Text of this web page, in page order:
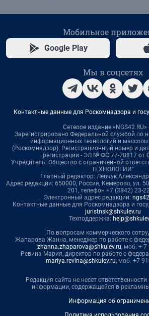
Мобильное
Google Play
Мы в соцсетях
Контактные данные для Роскомнадзора и
Сетевое издание «NGS42.RU»
Зарегистрировано Федеральной службой по
информационных технологий и
(Роскомнадзор). Регистрационный номер и
регистрации - ЭЛ № ФС 77-78817 от
Учредитель: Общество с ограниченной
ТЕХНОЛОГИИ"
Главный редактор: Левчук
Адрес редакции: 650000, Россия, Кемерово, ул.
201, телефон +7 (3842) 23-
Электронный адрес редакции:
Контактные данные для Роскомнадзора и
juristnsk@shkulev.ru
Техподдержка:
По вопросам коммерческого
Жапарова Жанна, менеджер по работе с
zhanna.zhaparova@shkulev.ru, моб. + 7
Ревина Мария, директор по работе с
mariya.revina@shkulev.ru, моб. +7
Редакция сайта не несет
информации, содержащейся в
Информация об